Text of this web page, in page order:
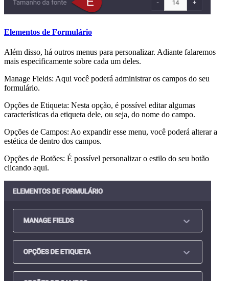
Elementos de Formulário
Além disso, há outros menus para personalizar. Adiante falaremos
mais especificamente sobre cada um deles.
Manage Fields: Aqui você poderá administrar os campos do seu
formulário.
Opções de Etiqueta: Nesta opção, é possível editar algumas
características da etiqueta dele, ou seja, do nome do campo.
Opções de Campos: Ao expandir esse menu, você poderá alterar a
estética de dentro dos campos.
Opções de Botões: É possível personalizar o estilo do seu botão
clicando aqui.